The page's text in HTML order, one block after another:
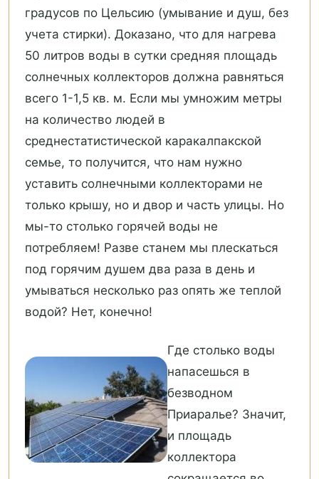
градусов по Цельсию (умывание и душ, без
учета стирки). Доказано, что для нагрева
50 литров воды в сутки средняя площадь
солнечных коллекторов должна равняться
всего 1-1,5 кв. м. Если мы умножим метры
на количество людей в
среднестатистической каракалпакской
семье, то получится, что нам нужно
уставить солнечными коллекторами не
только крышу, но и двор и часть улицы. Но
мы-то столько горячей воды не
потребляем! Разве станем мы плескаться
под горячим душем два раза в день и
умываться несколько раз опять же теплой
водой? Нет, конечно!
Где столько воды
напасешься в
безводном
Приаралье? Значит,
и площадь
коллектора